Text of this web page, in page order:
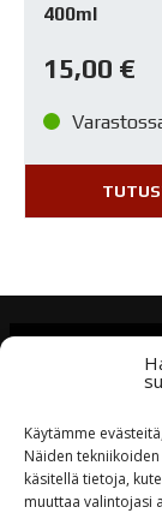
Käytämme
Näiden
käsitellä tietoja,
muuttaa valintojasi
400ml
15,00 €